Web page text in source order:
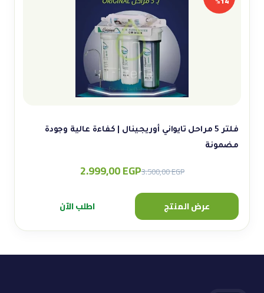
فلتر 5 مراحل تايواني أوريجينال | كفاءة عالية وجودة
مضمونة
3.500,00EGP
Original
2.999,00EGP
Current
عرض المنتج اطلب الآن